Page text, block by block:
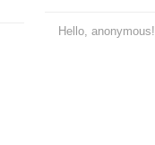
Hello, anonymous!